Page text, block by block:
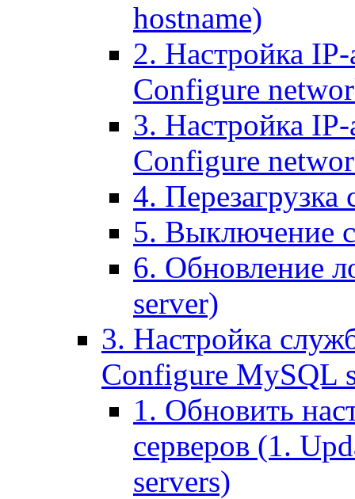
hostname)
2. Настройка IP-
Configure
3. Настройка
Configure
4. Перезагрузка
5. Выключение
6. Обновление
server)
3. Настройка
Configure MySQL
1. Обновить
серверов (1.
servers)